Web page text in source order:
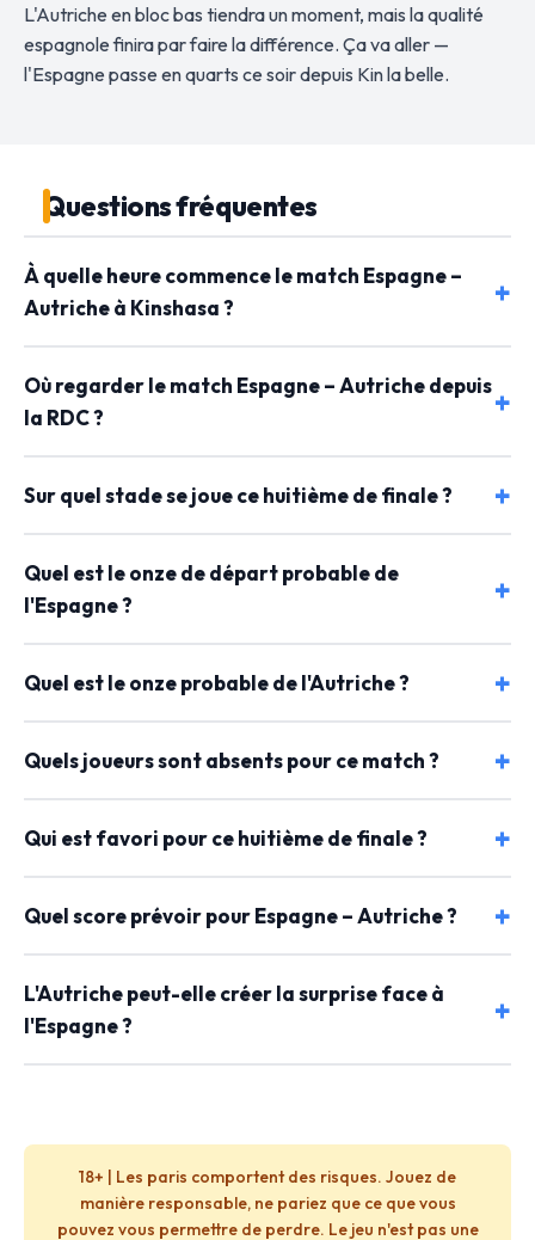
L'Autriche en bloc bas tiendra un moment, mais la qualité
espagnole finira par faire la différence. Ça va aller —
l'Espagne passe en quarts ce soir depuis Kin la belle.
Questions fréquentes
À quelle heure commence le match Espagne –
Autriche à Kinshasa ?
Où regarder le match Espagne – Autriche depuis
la RDC ?
Sur quel stade se joue ce huitième de finale ?
Quel est le onze de départ probable de
l'Espagne ?
Quel est le onze probable de l'Autriche ?
Quels joueurs sont absents pour ce match ?
Qui est favori pour ce huitième de finale ?
Quel score prévoir pour Espagne – Autriche ?
L'Autriche peut-elle créer la surprise face à
l'Espagne ?
18+ | Les paris comportent des risques. Jouez de
manière responsable, ne pariez que ce que vous
pouvez vous permettre de perdre. Le jeu n'est pas une